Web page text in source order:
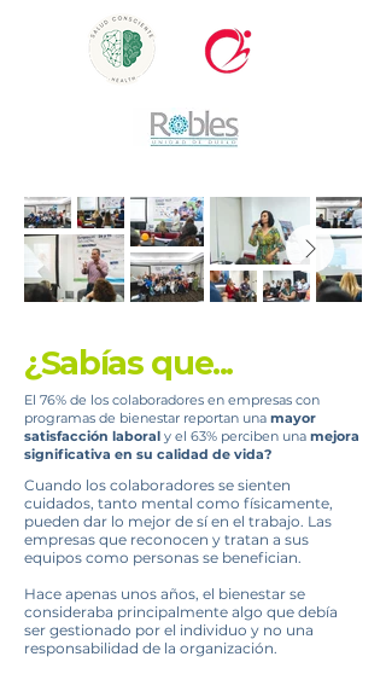
¿Sabías que...
El 76% de los colaboradores en empresas con
programas de bienestar reportan una mayor
satisfacción laboral y el 63% perciben una mejora
significativa en su calidad de vida?
Cuando los colaboradores se sienten
cuidados, tanto mental como físicamente,
pueden dar lo mejor de sí en el trabajo. Las
empresas que reconocen y tratan a sus
equipos como personas se benefician.
Hace apenas unos años, el bienestar se
consideraba principalmente algo que debía
ser gestionado por el individuo y no una
responsabilidad de la organización.